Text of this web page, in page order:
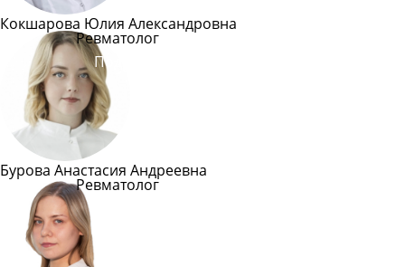
Кокшарова Юлия Александровна
Ревматолог
Подробнее
Бурова Анастасия Андреевна
Ревматолог